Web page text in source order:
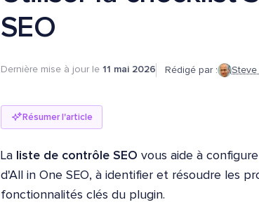
SEO
Dernière mise à jour le 11 mai 2026 Rédigé par :
Résumer l'article
La liste de contrôle SEO vous aide à
d'All in One SEO, à identifier et résoudre les
fonctionnalités clés du plugin.